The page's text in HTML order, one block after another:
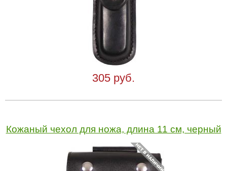
305 руб.
Кожаный чехол для ножа, длина 11 см, черный